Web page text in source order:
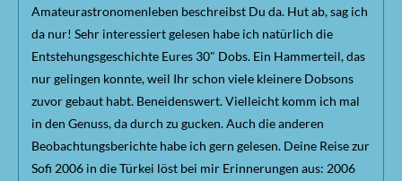
Amateurastronomenleben beschreibst Du da. Hut ab, sag ich
da nur! Sehr interessiert gelesen habe ich natürlich die
Entstehungsgeschichte Eures 30" Dobs. Ein Hammerteil, das
nur gelingen konnte, weil Ihr schon viele kleinere Dobsons
zuvor gebaut habt. Beneidenswert. Vielleicht komm ich mal
in den Genuss, da durch zu gucken. Auch die anderen
Beobachtungsberichte habe ich gern gelesen. Deine Reise zur
Sofi 2006 in die Türkei löst bei mir Erinnerungen aus: 2006